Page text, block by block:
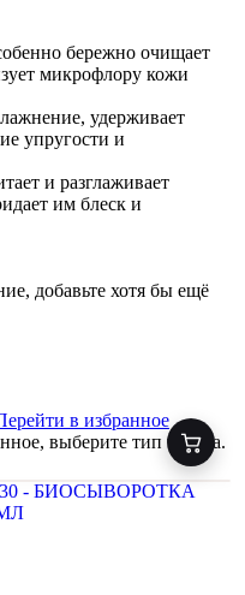
бережно очищает
микрофлору кожи
удерживает
упругости и
и разглаживает
им блеск и
добавьте хотя бы ещё
в избранное
выберите тип товара.